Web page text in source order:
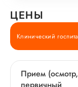
ЦЕНЫ
Клинический
Прием